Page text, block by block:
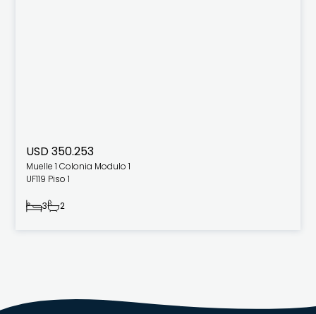
USD 350.253
Muelle 1 Colonia Modulo 1
UF119 Piso 1
3 2